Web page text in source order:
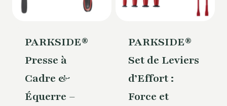
PARKSIDE®
Presse à
Cadre &
Équerre –
PARKSIDE®
Set de Leviers
d’Effort :
Force et